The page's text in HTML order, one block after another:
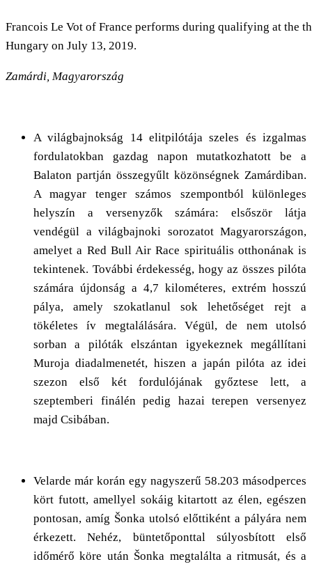
Francois Le Vot of France performs during qualifying at the
Hungary on July 13, 2019.
Zamárdi, Magyarország
A világbajnokság 14 elitpilótája szeles és izgalmas
fordulatokban gazdag napon mutatkozhatott be a
Balaton partján összegyűlt közönségnek Zamárdiban.
A magyar tenger számos szempontból különleges
helyszín a versenyzők számára: elsőször látja
vendégül a világbajnoki sorozatot Magyarországon,
amelyet a Red Bull Air Race spirituális otthonának is
tekintenek. További érdekesség, hogy az összes pilóta
számára újdonság a 4,7 kilométeres, extrém hosszú
pálya, amely szokatlanul sok lehetőséget rejt a
tökéletes ív megtalálására. Végül, de nem utolsó
sorban a pilóták elszántan igyekeznek megállítani
Muroja diadalmenetét, hiszen a japán pilóta az idei
szezon első két fordulójának győztese lett, a
szeptemberi finálén pedig hazai terepen versenyez
majd Csibában.
Velarde már korán egy nagyszerű 58.203 másodperces
kört futott, amellyel sokáig kitartott az élen, egészen
pontosan, amíg Šonka utolsó előttiként a pályára nem
érkezett. Nehéz, büntetőponttal súlyosbított első
időmérő köre után Šonka megtalálta a ritmusát, és a